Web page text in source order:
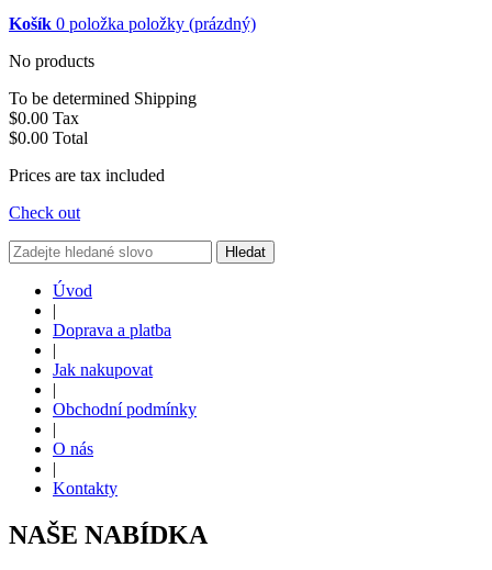
Košík 0 položka položky (prázdný)
No products
To be determined Shipping
$0.00 Tax
$0.00 Total
Prices are tax included
Check out
Hledat
Úvod
|
Doprava a platba
|
Jak nakupovat
|
Obchodní podmínky
|
O nás
|
Kontakty
NAŠE NABÍDKA